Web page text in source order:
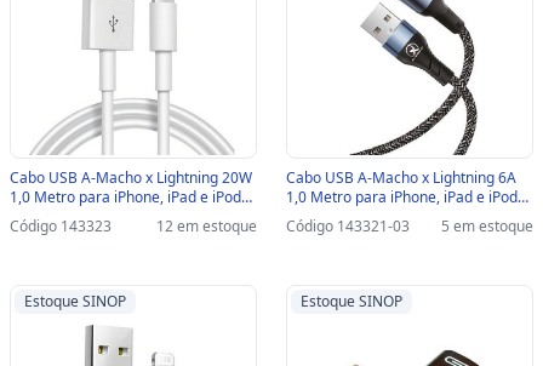
Cabo USB A-Macho x Lightning 20W
1,0 Metro para iPhone, iPad e iPod
X-Cell - XC-CD-159 - XC-CD-159
Código 143323 12 em estoque
Cabo USB A-Macho x Lightning 6A
1,0 Metro para iPhone, iPad e iPod
X-Cell - XC-CD-150-SINOP-03 - XC-
CD-150
Código 143321-03 5 em estoque
Estoque SINOP Estoque SINOP